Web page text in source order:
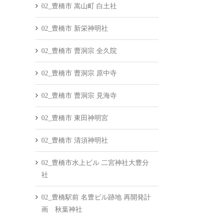
02_豊橋市 嵩山町 白土社
02_豊橋市 新栄神明社
02_豊橋市 曹洞宗 全久院
02_豊橋市 曹洞宗 原中寺
02_豊橋市 曹洞宗 見海寺
02_豊橋市 東田神明宮
02_豊橋市 清須神明社
02_豊橋市水上ビル 二宮神社大豊分
社
02_豊橋駅前 名豊ビル跡地 再開発計
画 秋葉神社